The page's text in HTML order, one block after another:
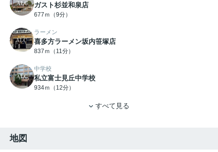
ガスト杉並和泉店
677ｍ（9分）
ラーメン
喜多方ラーメン坂内笹塚店
837ｍ（11分）
中学校
私立富士見丘中学校
934ｍ（12分）
すべて見る
地図